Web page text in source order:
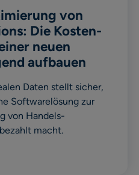
von
Die Kosten-
neuen
aufbauen
Daten stellt sicher,
Softwarelösung zur
von Handels-
macht.